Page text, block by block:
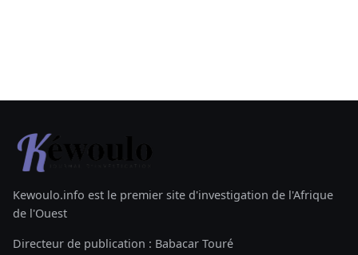
Kewoulo.info est le premier site d'investigation de l'Afrique
de l'Ouest
Directeur de publication : Babacar Touré